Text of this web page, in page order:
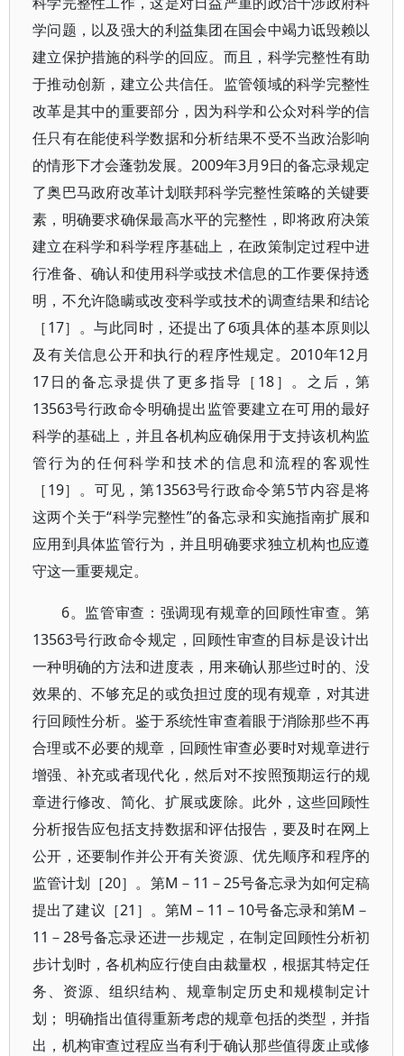
学问题，以及强大的利益集团在国会中竭力诋毁赖以
建立保护措施的科学的回应。而且，科学完整性有助
于推动创新，建立公共信任。监管领域的科学完整性
改革是其中的重要部分，因为科学和公众对科学的信
任只有在能使科学数据和分析结果不受不当政治影响
的情形下才会蓬勃发展。2009年3月9日的备忘录规定
了奥巴马政府改革计划联邦科学完整性策略的关键要
素，明确要求确保最高水平的完整性，即将政府决策
建立在科学和科学程序基础上，在政策制定过程中进
行准备、确认和使用科学或技术信息的工作要保持透
明，不允许隐瞒或改变科学或技术的调查结果和结论
［17］。与此同时，还提出了6项具体的基本原则以
及有关信息公开和执行的程序性规定。2010年12月
17日的备忘录提供了更多指导［18］。之后，第
13563号行政命令明确提出监管要建立在可用的最好
科学的基础上，并且各机构应确保用于支持该机构监
管行为的任何科学和技术的信息和流程的客观性
［19］。可见，第13563号行政命令第5节内容是将
这两个关于“科学完整性”的备忘录和实施指南扩展和
应用到具体监管行为，并且明确要求独立机构也应遵
守这一重要规定。
6。监管审查：强调现有规章的回顾性审查。第
13563号行政命令规定，回顾性审查的目标是设计出
一种明确的方法和进度表，用来确认那些过时的、没
效果的、不够充足的或负担过度的现有规章，对其进
行回顾性分析。鉴于系统性审查着眼于消除那些不再
合理或不必要的规章，回顾性审查必要时对规章进行
增强、补充或者现代化，然后对不按照预期运行的规
章进行修改、简化、扩展或废除。此外，这些回顾性
分析报告应包括支持数据和评估报告，要及时在网上
公开，还要制作并公开有关资源、优先顺序和程序的
监管计划［20］。第M－11－25号备忘录为如何定稿
提出了建议［21］。第M－11－10号备忘录和第M－
11－28号备忘录还进一步规定，在制定回顾性分析初
步计划时，各机构应行使自由裁量权，根据其特定任
务、资源、组织结构、规章制定历史和规模制定计
划； 明确指出值得重新考虑的规章包括的类型，并指
出，机构审查过程应当有利于确认那些值得废止或修